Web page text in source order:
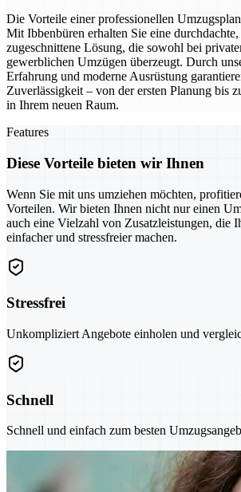
Die Vorteile einer professionellen
Mit Ibbenbüren erhalten Sie eine
zugeschnittene Lösung, die sowohl bei
gewerblichen Umzügen überzeugt. Durch
Erfahrung und moderne Ausrüstung
Zuverlässigkeit – von der ersten Planung bis
in Ihrem neuen Raum.
Features
Diese Vorteile bieten wir Ihnen
Wenn Sie mit uns umziehen möchten,
Vorteilen. Wir bieten Ihnen nicht nur einen
auch eine Vielzahl von Zusatzleistungen, die
einfacher und stressfreier machen.
Stressfrei
Unkompliziert Angebote einholen und
Schnell
Schnell und einfach zum besten